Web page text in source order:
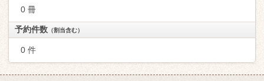
0 冊
予約件数 （割当含む）
0 件